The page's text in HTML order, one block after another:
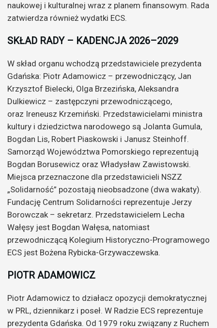
naukowej i kulturalnej wraz z planem finansowym. Rada
zatwierdza również wydatki ECS.
SKŁAD RADY – KADENCJA 2026–2029
W skład organu wchodzą przedstawiciele prezydenta
Gdańska: Piotr Adamowicz – przewodniczący, Jan
Krzysztof Bielecki, Olga Brzezińska, Aleksandra
Dulkiewicz – zastępczyni przewodniczącego,
oraz Ireneusz Krzemiński. Przedstawicielami ministra
kultury i dziedzictwa narodowego są Jolanta Gumula,
Bogdan Lis, Robert Piaskowski i Janusz Steinhoff.
Samorząd Województwa Pomorskiego reprezentują
Bogdan Borusewicz oraz Władysław Zawistowski.
Miejsca przeznaczone dla przedstawicieli NSZZ
„Solidarność” pozostają nieobsadzone (dwa wakaty).
Fundację Centrum Solidarności reprezentuje Jerzy
Borowczak – sekretarz. Przedstawicielem Lecha
Wałęsy jest Bogdan Wałęsa, natomiast
przewodniczącą Kolegium Historyczno-Programowego
ECS jest Bożena Rybicka-Grzywaczewska.
PIOTR ADAMOWICZ
Piotr Adamowicz to działacz opozycji demokratycznej
w PRL, dziennikarz i poseł. W Radzie ECS reprezentuje
prezydenta Gdańska. Od 1979 roku związany z Ruchem